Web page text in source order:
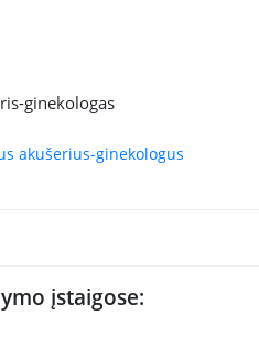
ginekologas
akušerius-ginekologus
įstaigose: